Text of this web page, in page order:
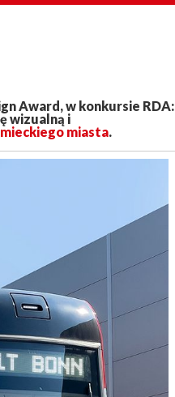
Award, w konkursie RDA:
wizualną i
miasta.